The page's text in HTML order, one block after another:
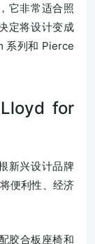
它非常适合照
定将设计变成
系列和 Pierce
for
新兴设计品牌
便利性、经济
胶合板座椅和